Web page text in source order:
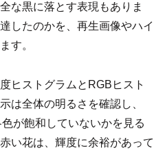
な黒に落とす表現もありま
したのかを、再生画像やハイ
す。
ヒストグラムとRGBヒスト
は全体の明るさを確認し、
が飽和していないかを見る
い花は、輝度に余裕があって